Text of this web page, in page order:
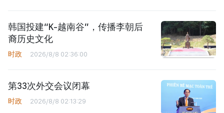
韩国投建“K-越南谷”，传播李朝后
裔历史文化
时政 2026/8/8 02:36:00
第33次外交会议闭幕
时政 2026/8/8 02:13:29